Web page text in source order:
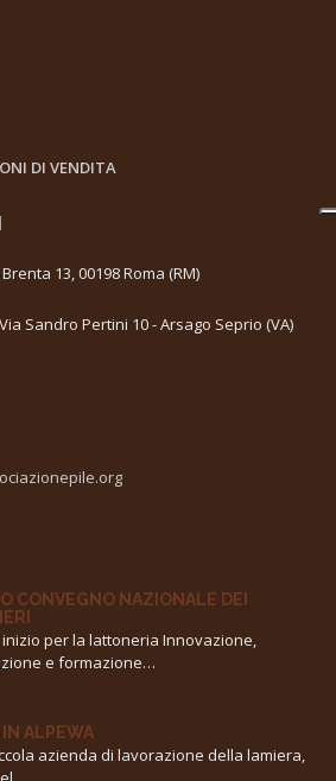
DI VENDITA
13, 00198 Roma (RM)
Sandro Pertini 10 - Arsago Seprio (VA)
CONVEGNO NAZIONALE DEI
per la lattoneria Innovazione,
e formazione…
ALPEWA
azienda di lavorazione della lamiera,